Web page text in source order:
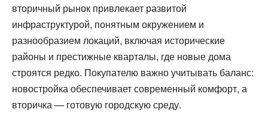
вторичный рынок привлекает развитой
инфраструктурой, понятным окружением и
разнообразием локаций, включая исторические
районы и престижные кварталы, где новые дома
строятся редко. Покупателю важно учитывать баланс:
новостройка обеспечивает современный комфорт, а
вторичка — готовую городскую среду.